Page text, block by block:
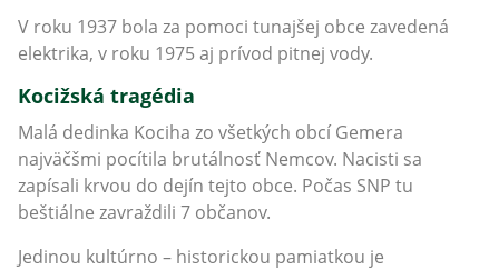
V roku 1937 bola za pomoci tunajšej obce zavedená
elektrika, v roku 1975 aj prívod pitnej vody.
Kocižská tragédia
Malá dedinka Kociha zo všetkých obcí Gemera
najväčšmi pocítila brutálnosť Nemcov. Nacisti sa
zapísali krvou do dejín tejto obce. Počas SNP tu
beštiálne zavraždili 7 občanov.
Jedinou kultúrno – historickou pamiatkou je